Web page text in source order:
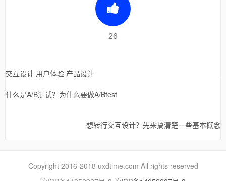
26
交互设计 用户体验 产品设计
什么是A/B测试？为什么要做A/Btest
想转行交互设计？先来搞清楚一些基本概念
Copyright 2016-2018 uxdtime.com All rights reserved